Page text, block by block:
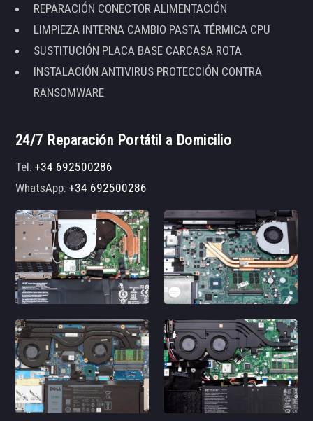
REPARACIÓN CONECTOR ALIMENTACIÓN
LIMPIEZA INTERNA CAMBIO PASTA TÉRMICA CPU
SUSTITUCIÓN PLACA BASE CARCASA ROTA
INSTALACIÓN ANTIVIRUS PROTECCIÓN CONTRA
RANSOMWARE
24/7 Reparación Portátil a Domicilio
Tel:+34 692500286
WhatsApp:+34 692500286